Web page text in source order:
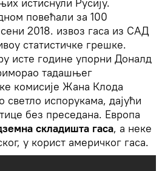
повећали за 100
2018. извоз гаса из САД
статистичке грешке.
исте године упорни Доналд
тадашњег
комисије Жана Клода
светло испорукама, дајући
без преседана. Европа
складишта гаса, а неке
у корист америчког гаса.